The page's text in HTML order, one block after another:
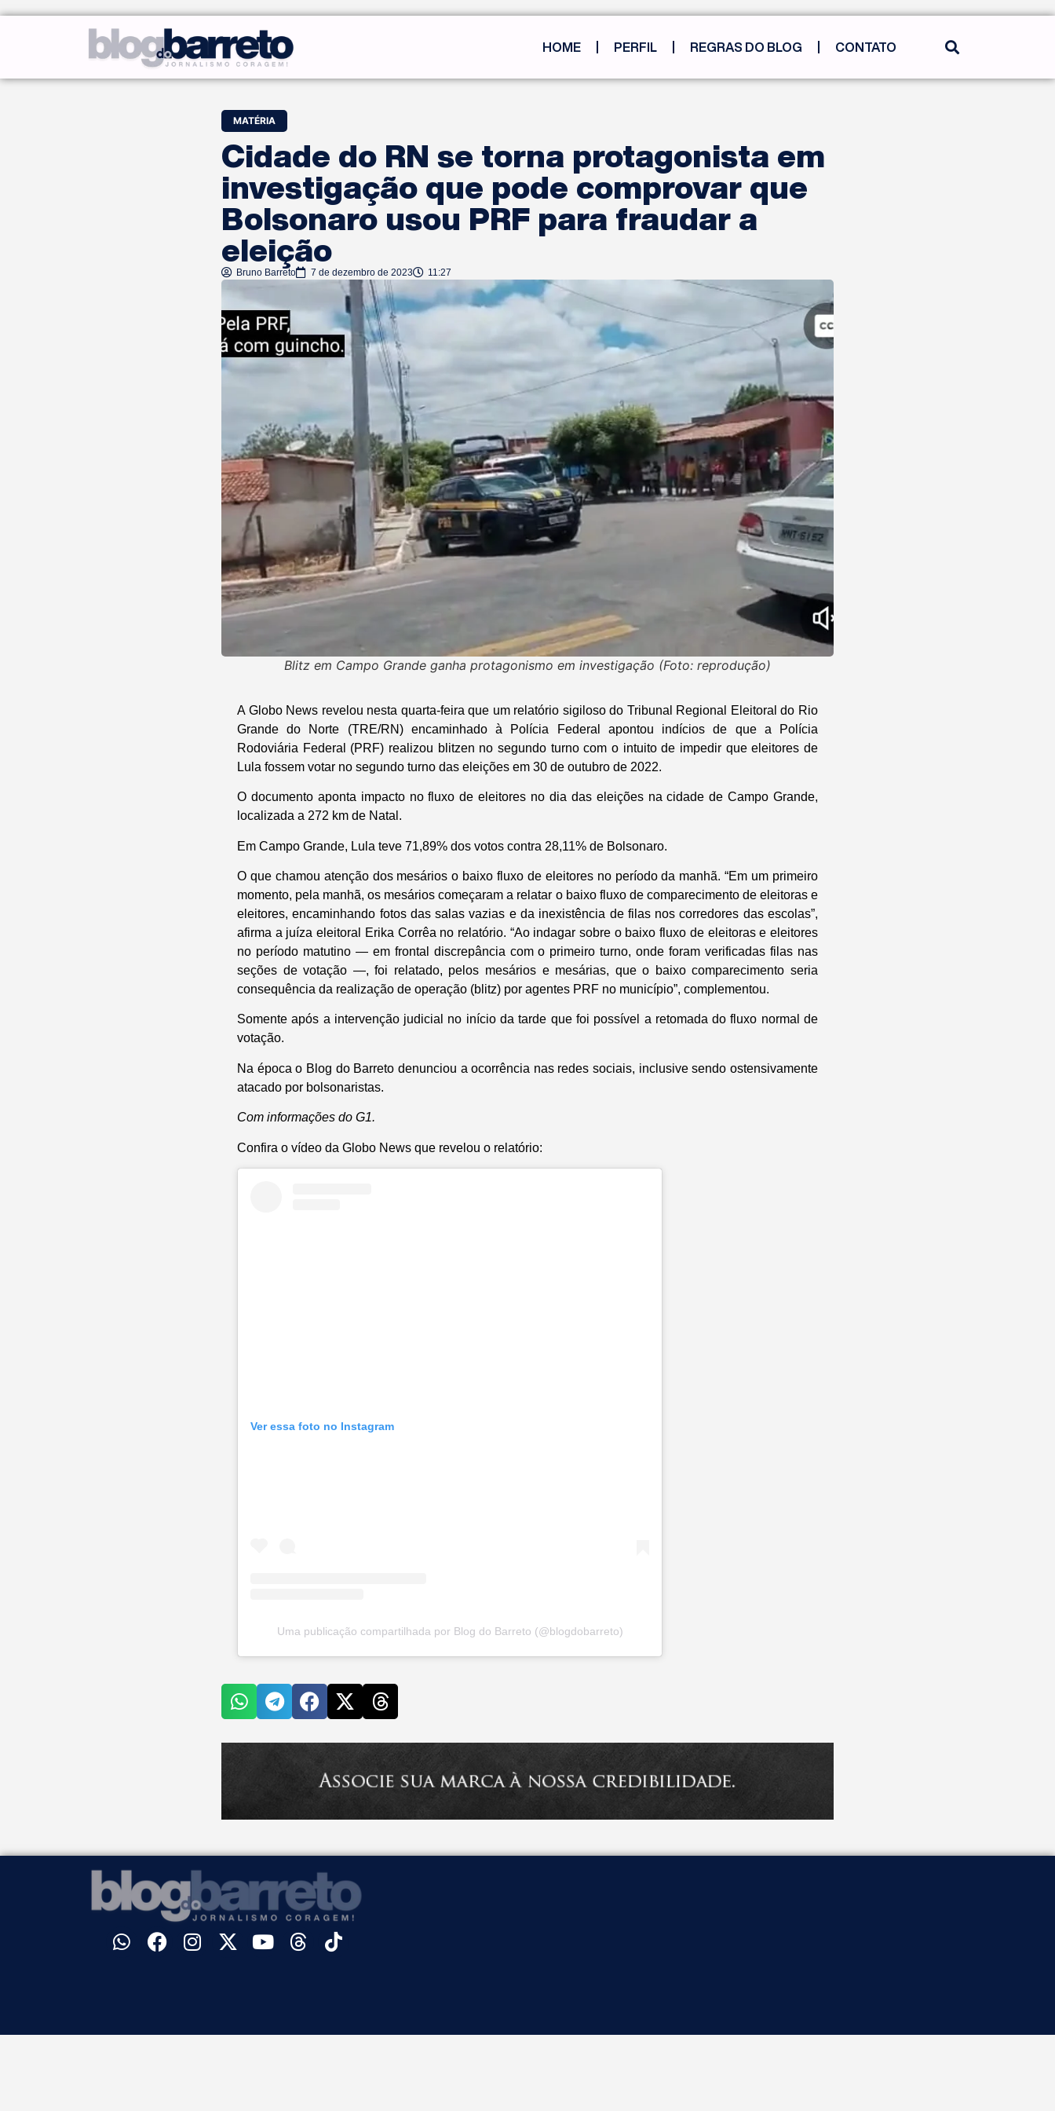
HOME PERFIL REGRAS DO BLOG CONTATO
MATÉRIA
Cidade do RN se torna protagonista em
investigação que pode comprovar que
Bolsonaro usou PRF para fraudar a
eleição
Bruno Barreto 7 de dezembro de 2023 11:27
Blitz em Campo Grande ganha protagonismo em investigação (Foto: reprodução)
A Globo News revelou nesta quarta-feira que um relatório sigiloso do Tribunal Regional Eleitoral do Rio
Grande do Norte (TRE/RN) encaminhado à Polícia Federal apontou indícios de que a Polícia
Rodoviária Federal (PRF) realizou blitzen no segundo turno com o intuito de impedir que eleitores de
Lula fossem votar no segundo turno das eleições em 30 de outubro de 2022.
O documento aponta impacto no fluxo de eleitores no dia das eleições na cidade de Campo Grande,
localizada a 272 km de Natal.
Em Campo Grande, Lula teve 71,89% dos votos contra 28,11% de Bolsonaro.
O que chamou atenção dos mesários o baixo fluxo de eleitores no período da manhã. “Em um primeiro
momento, pela manhã, os mesários começaram a relatar o baixo fluxo de comparecimento de eleitoras e
eleitores, encaminhando fotos das salas vazias e da inexistência de filas nos corredores das escolas”,
afirma a juíza eleitoral Erika Corrêa no relatório. “Ao indagar sobre o baixo fluxo de eleitoras e eleitores
no período matutino — em frontal discrepância com o primeiro turno, onde foram verificadas filas nas
seções de votação —, foi relatado, pelos mesários e mesárias, que o baixo comparecimento seria
consequência da realização de operação (blitz) por agentes PRF no município”, complementou.
Somente após a intervenção judicial no início da tarde que foi possível a retomada do fluxo normal de
votação.
Na época o Blog do Barreto denunciou a ocorrência nas redes sociais, inclusive sendo ostensivamente
atacado por bolsonaristas.
Com informações do G1.
Confira o vídeo da Globo News que revelou o relatório:
Ver essa foto no Instagram
Uma publicação compartilhada por Blog do Barreto (@blogdobarreto)